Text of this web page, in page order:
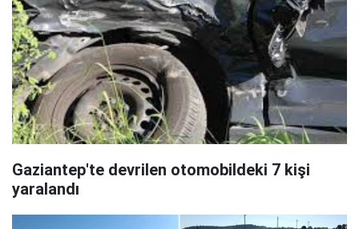
Gaziantep'te devrilen otomobildeki 7 kişi
yaralandı